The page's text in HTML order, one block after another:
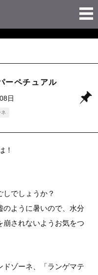
ーペチュアル
日
！
でしょうか？
のように暑いので、水分
崩されないようお気をつ
ドゾーネ、「ランゲマテ